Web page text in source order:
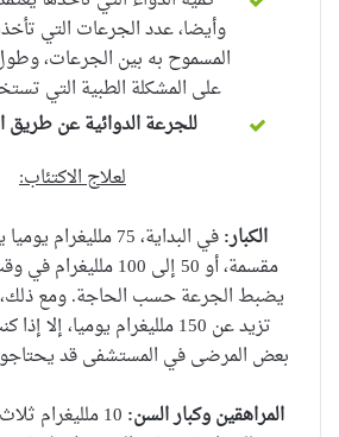
وأيضا، عدد الجرعات التي
المسموح به بين الجرعات،
على المشكلة الطبية التي
للجرعة الدوائية عن طريق
لعلاج الاكتئاب:
الكبار:
في البداية، 75
مقسمة، أو 50 إلى 100
يضبط الجرعة حسب الحاجة. ومع ذلك،
تزيد عن 150 ملليغرام يوميا،
بعض المرضى في المستشفى قد
المراهقين وكبار السن:
10 ملليغرام